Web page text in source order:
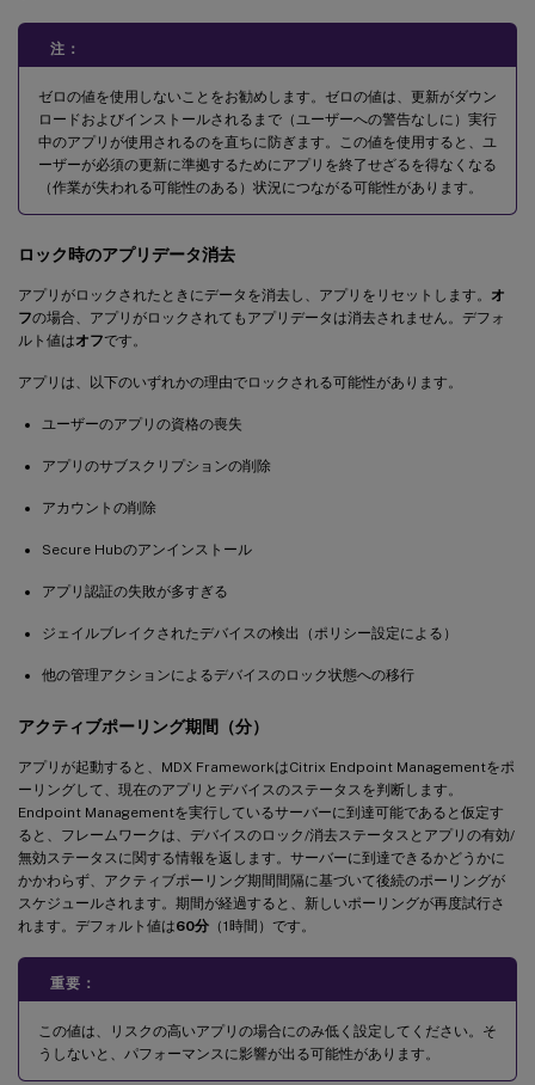
注：
ゼロの値を使用しないことをお勧めします。ゼロの値は、更新がダウン
ロードおよびインストールされるまで（ユーザーへの警告なしに）実行
中のアプリが使用されるのを直ちに防ぎます。この値を使用すると、ユ
ーザーが必須の更新に準拠するためにアプリを終了せざるを得なくなる
（作業が失われる可能性のある）状況につながる可能性があります。
ロック時のアプリデータ消去
アプリがロックされたときにデータを消去し、アプリをリセットします。 オ
フの場合、アプリがロックされてもアプリデータは消去されません。デフォ
ルト値はオフです。
アプリは、以下のいずれかの理由でロックされる可能性があります。
ユーザーのアプリの資格の喪失
アプリのサブスクリプションの削除
アカウントの削除
Secure Hubのアンインストール
アプリ認証の失敗が多すぎる
ジェイルブレイクされたデバイスの検出（ポリシー設定による）
他の管理アクションによるデバイスのロック状態への移行
アクティブポーリング期間（分）
アプリが起動すると、MDX FrameworkはCitrix Endpoint Managementをポ
ーリングして、現在のアプリとデバイスのステータスを判断します。
Endpoint Managementを実行しているサーバーに到達可能であると仮定す
ると、フレームワークは、デバイスのロック/消去ステータスとアプリの有効/
無効ステータスに関する情報を返します。サーバーに到達できるかどうかに
かかわらず、アクティブポーリング期間間隔に基づいて後続のポーリングが
スケジュールされます。期間が経過すると、新しいポーリングが再度試行さ
れます。デフォルト値は60分 （1時間）です。
重要：
この値は、リスクの高いアプリの場合にのみ低く設定してください。そ
うしないと、パフォーマンスに影響が出る可能性があります。